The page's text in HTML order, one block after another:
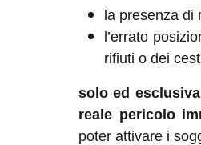
la presenza di
l’errato
rifiuti o dei
solo ed
reale pericolo
poter attivare i